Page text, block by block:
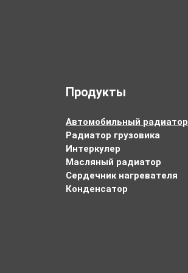
Продукты
Автомобильный радиатор
Радиатор грузовика
Интеркулер
Масляный радиатор
Сердечник нагревателя
Конденсатор